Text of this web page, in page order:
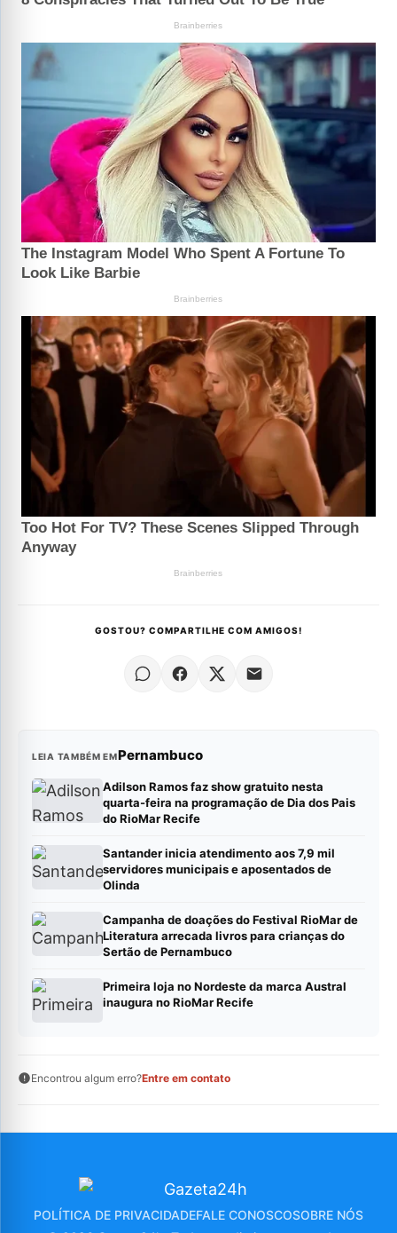
GOSTOU? COMPARTILHE COM AMIGOS!
LEIA TAMBÉM EMPernambuco
Adilson Ramos faz show gratuito nesta
quarta-feira na programação de Dia dos Pais
do RioMar Recife
Santander inicia atendimento aos 7,9 mil
servidores municipais e aposentados de
Olinda
Campanha de doações do Festival RioMar de
Literatura arrecada livros para crianças do
Sertão de Pernambuco
Primeira loja no Nordeste da marca Austral
inaugura no RioMar Recife
Encontrou algum erro?Entre em contato
POLÍTICA DE PRIVACIDADEFALE CONOSCOSOBRE NÓS